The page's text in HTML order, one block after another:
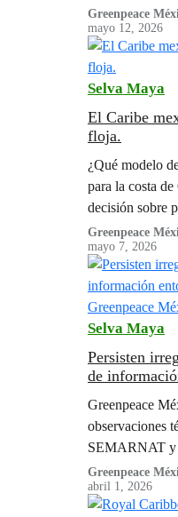
megapropyecto
Greenpeace
mayo 12, 2026
Selva Maya
El Caribe
floja.
¿Qué modelo
para la costa
decisión sobre
Mahahual debe
allá del turismo
Greenpeace
mayo 7, 2026
Selva Maya
Persisten
de
Greenpeace
observaciones
SEMARNAT y
que la
rigor los
sobre los
Greenpeace
abril 1, 2026